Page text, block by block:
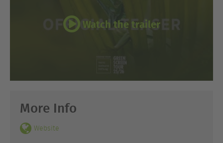
Watch the trailer
More Info
Website